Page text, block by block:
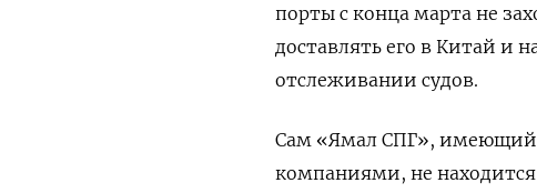
порты с конца марта не
доставлять его в Китай и
отслеживании судов.
Сам «Ямал СПГ», имеющий
компаниями, не